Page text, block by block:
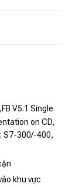
V5.1 Single
on CD,
S7-300/-400,
khu vực